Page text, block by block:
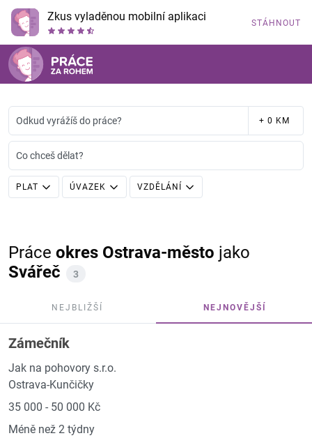
Zkus vyladěnou mobilní aplikaci STÁHNOUT
Odkud vyrážíš do práce? + 0 KM
Co chceš dělat?
PLAT ÚVAZEK VZDĚLÁNÍ
Práce okres Ostrava-město jako
Svářeč
3
NEJBLIŽŠÍ NEJNOVĚJŠÍ
Zámečník
Jak na pohovory s.r.o.
Ostrava-Kunčičky
35 000 - 50 000 Kč
Méně než 2 týdny